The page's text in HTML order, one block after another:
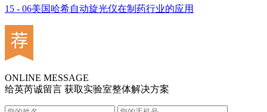
15 - 06美国哈希自动旋光仪在制药行业的应用
ONLINE MESSAGE
给英芮诚留言 获取实验室整体解决方案